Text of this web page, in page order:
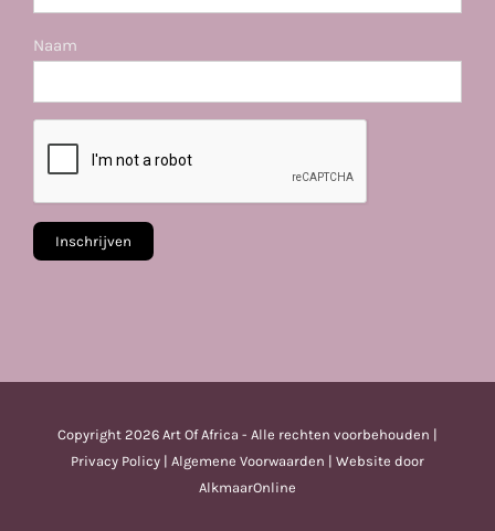
Naam
Copyright 2026 Art Of Africa - Alle rechten voorbehouden |
Privacy Policy | Algemene Voorwaarden | Website door
AlkmaarOnline